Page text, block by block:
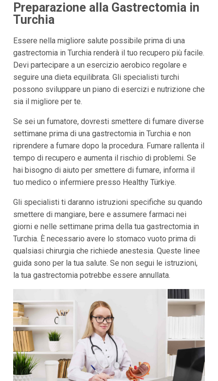
Preparazione alla Gastrectomia in
Turchia
Essere nella migliore salute possibile prima di una
gastrectomia in Turchia renderà il tuo recupero più facile.
Devi partecipare a un esercizio aerobico regolare e
seguire una dieta equilibrata. Gli specialisti turchi
possono sviluppare un piano di esercizi e nutrizione che
sia il migliore per te.
Se sei un fumatore, dovresti smettere di fumare diverse
settimane prima di una gastrectomia in Turchia e non
riprendere a fumare dopo la procedura. Fumare rallenta il
tempo di recupero e aumenta il rischio di problemi. Se
hai bisogno di aiuto per smettere di fumare, informa il
tuo medico o infermiere presso Healthy Türkiye.
Gli specialisti ti daranno istruzioni specifiche su quando
smettere di mangiare, bere e assumere farmaci nei
giorni e nelle settimane prima della tua gastrectomia in
Turchia. È necessario avere lo stomaco vuoto prima di
qualsiasi chirurgia che richiede anestesia. Queste linee
guida sono per la tua salute. Se non segui le istruzioni,
la tua gastrectomia potrebbe essere annullata.